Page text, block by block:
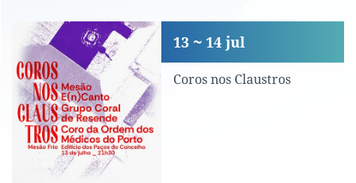
Coros nos Claustros
Coros nos Claustros
13 14 jul